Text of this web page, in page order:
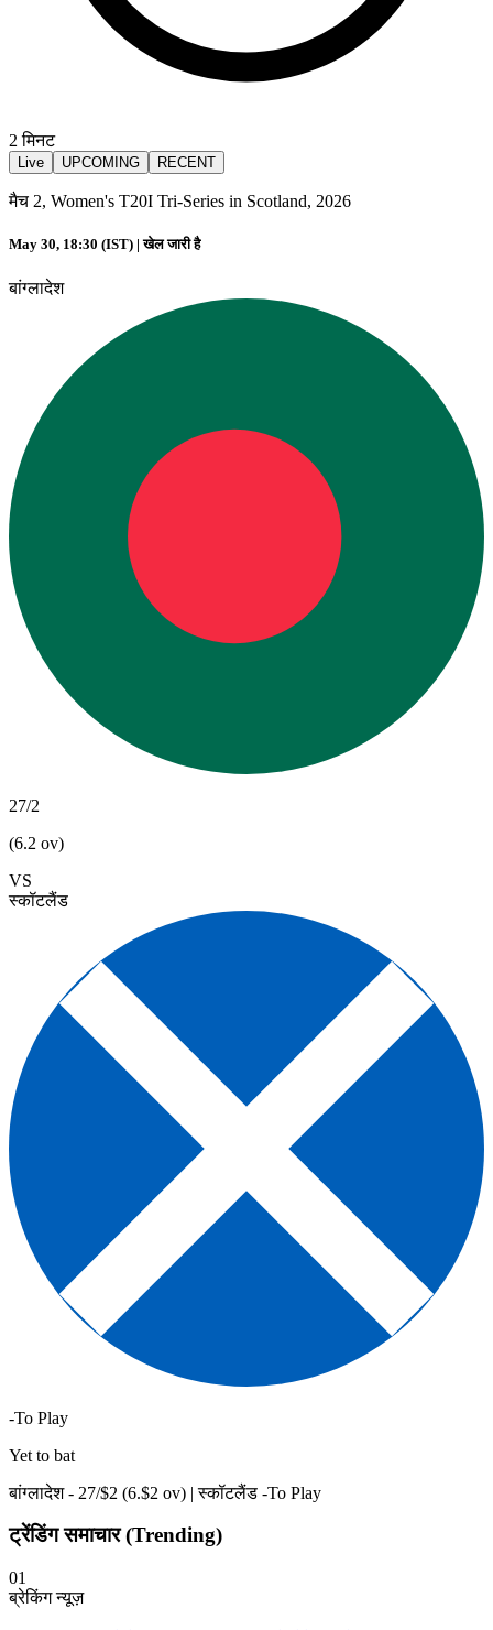
2 मिनट
Live UPCOMING RECENT
मैच 2, Women's T20I Tri-Series in Scotland, 2026
May 30, 18:30 (IST) |खेल जारी है
बांग्लादेश
27/2
(6.2 ov)
VS
स्कॉटलैंड
-To Play
Yet to bat
बांग्लादेश - 27/$2 (6.$2 ov) | स्कॉटलैंड -To Play
ट्रेंडिंग समाचार (Trending)
01
ब्रेकिंग न्यूज़